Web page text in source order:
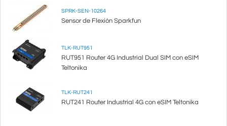
SPRK-SEN-10264
Sensor de Flexión Sparkfun
TLK-RUT951
RUT951 Router 4G Industrial Dual SIM con eSIM
Teltonika
TLK-RUT241
RUT241 Router Industrial 4G con eSIM Teltonika